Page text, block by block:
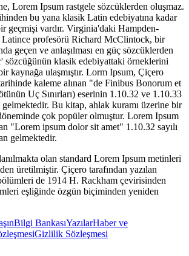
Lorem Ipsum rastgele sözcüklerden oluşmaz.
bu yana klasik Latin edebiyatına kadar
geçmişi vardır. Virginia'daki Hampden-
Latince profesörü Richard McClintock, bir
geçen ve anlaşılması en güç sözcüklerden
sözcüğünün klasik edebiyattaki örneklerini
kaynağa ulaşmıştır. Lorm Ipsum, Çiçero
kaleme alınan "de Finibus Bonorum et
Uç Sınırları) eserinin 1.10.32 ve 1.10.33
gelmektedir. Bu kitap, ahlak kuramı üzerine bir
çok popüler olmuştur. Lorem Ipsum
"Lorem ipsum dolor sit amet" 1.10.32 sayılı
gelmektedir.
olan standard Lorem Ipsum metinleri
üretilmiştir. Çiçero tarafından yazılan
de 1914 H. Rackham çevirisinden
eşliğinde özgün biçiminden yeniden
Bilgi BankasıYazılarHaber ve
Gizlilik Sözleşmesi